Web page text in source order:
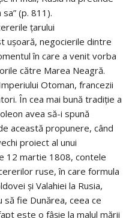
(p. 811).
țarului
ușoară, negocierile dintre
în care a venit vorba
către Marea Neagră.
Otoman, francezii
În cea mai bună tradiție a
avea să-i spună
această propunere, când
proiect al unui
12 martie 1808, contele
ruse, în care formula
și Valahiei la Rusia,
fie Dunărea, ceea ce
este o fâșie la malul mării